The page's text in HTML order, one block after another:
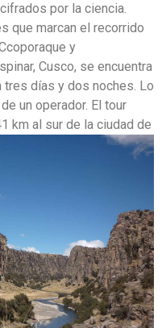
por la ciencia.
que marcan el recorrido
y
Cusco, se encuentra
tres días y dos noches. Lo
un operador. El tour
km al sur de la ciudad de